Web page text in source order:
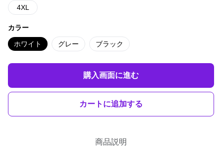
4XL
カラー
ホワイト グレー ブラック
購入画面に進む
カートに追加する
商品説明